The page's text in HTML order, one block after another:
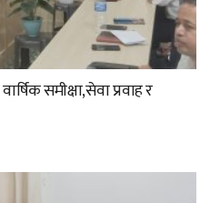
समीक्षा,सेवा प्रवाह र